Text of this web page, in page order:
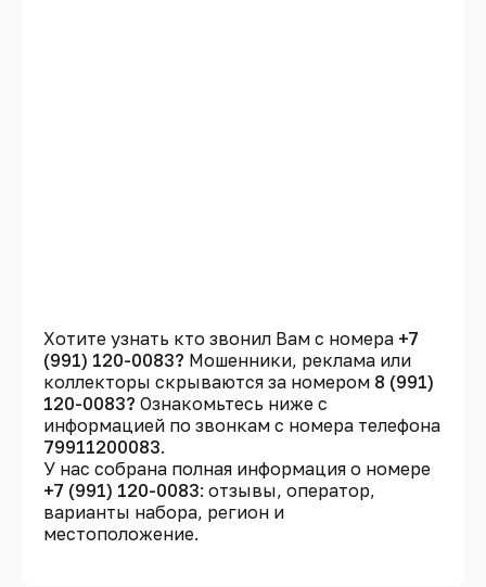
Хотите узнать кто звонил Вам с номера +7
(991) 120-0083? Мошенники, реклама или
коллекторы скрываются за номером 8 (991)
120-0083? Ознакомьтесь ниже с
информацией по звонкам с номера телефона
79911200083.
У нас собрана полная информация о номере
+7 (991) 120-0083: отзывы, оператор,
варианты набора, регион и
местоположение.